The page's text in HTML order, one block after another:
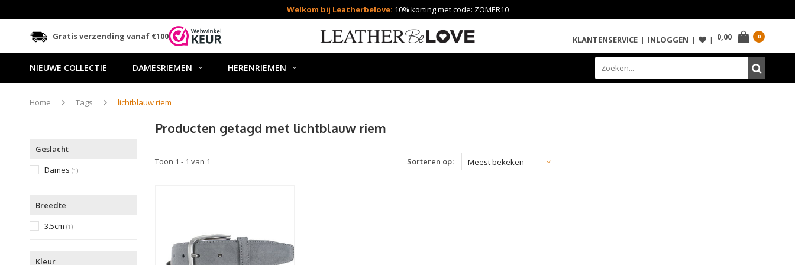
Welkom bij Leatherbelove: 10% korting met code: ZOMER10
Gratis verzending vanaf €100 KLANTENSERVICE | INLOGGEN | | 0,00 0
NIEUWE COLLECTIE DAMESRIEMEN HERENRIEMEN
Home Tags lichtblauw riem
Geslacht
Dames (1 )
Breedte
3.5cm (1 )
Kleur
Producten getagd met lichtblauw riem
Toon 1 - 1 van 1 Sorteren op: Meest bekeken